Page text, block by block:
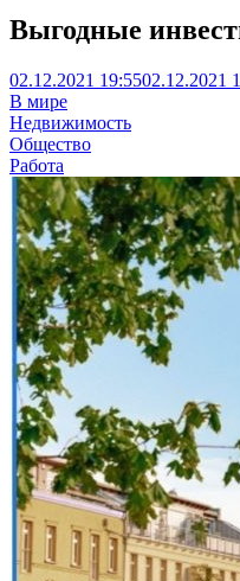
Выгодные
02.12.2021 19:5502.12.2021
В мире
Недвижимость
Общество
Работа